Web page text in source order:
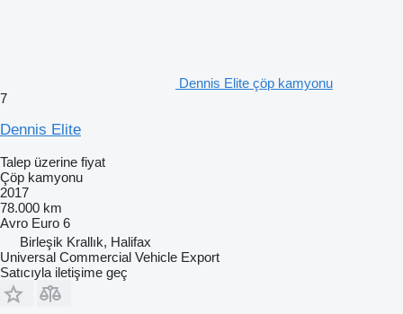
Dennis Elite çöp kamyonu
7
Dennis Elite
Talep üzerine fiyat
Çöp kamyonu
2017
78.000 km
Avro Euro 6
Birleşik Krallık, Halifax
Universal Commercial Vehicle Export
Satıcıyla iletişime geç